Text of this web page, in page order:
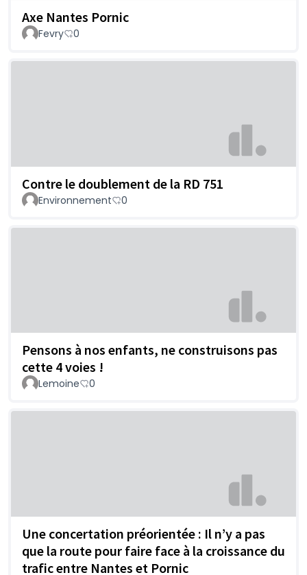
Axe Nantes Pornic
Fevry 0
Contre le doublement de la RD 751
Environnement 0
Pensons à nos enfants, ne construisons pas
cette 4 voies !
Lemoine 0
Une concertation préorientée : Il n’y a pas
que la route pour faire face à la croissance du
trafic entre Nantes et Pornic